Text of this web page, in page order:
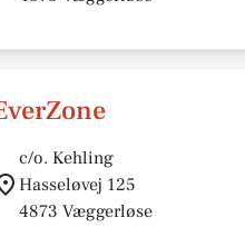
c/o. Kehling
Hasseløvej 125
4873 Væggerløse